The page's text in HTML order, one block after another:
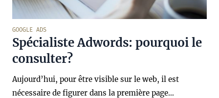
GOOGLE ADS
Spécialiste Adwords: pourquoi le
consulter?
Aujourd’hui, pour être visible sur le web, il est
nécessaire de figurer dans la première page…